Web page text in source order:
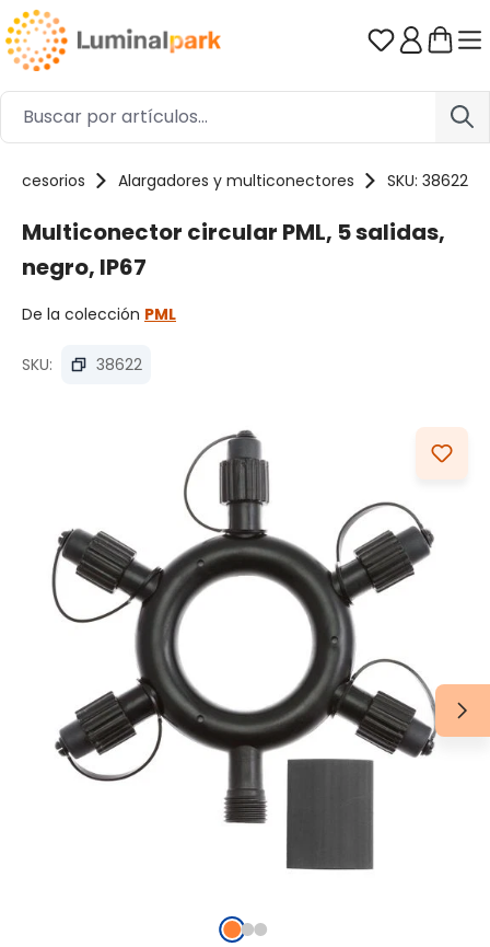
Saltar al contenido principal Tienes 0
Accesorios Alargadores y multiconectores SKU: 38622
Multiconector circular PML, 5 salidas,
negro, IP67
De la colección PML
SKU: 38622